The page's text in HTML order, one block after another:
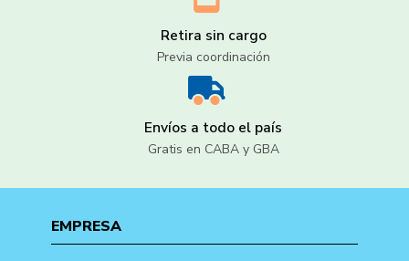
Retira sin cargo
Previa coordinación
Envíos a todo el país
Gratis en CABA y GBA
EMPRESA